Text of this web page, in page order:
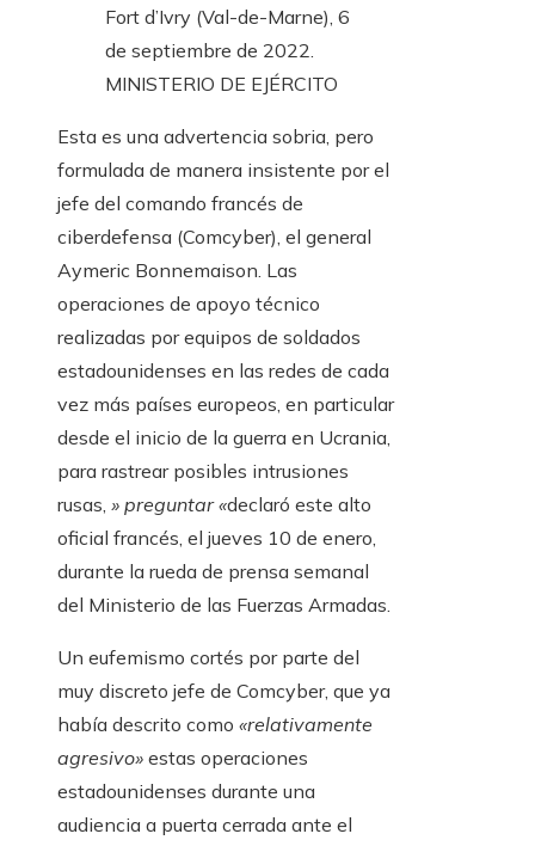
Fort d’Ivry (Val-de-Marne), 6
de septiembre de 2022.
MINISTERIO DE EJÉRCITO
Esta es una advertencia sobria, pero
formulada de manera insistente por el
jefe del comando francés de
ciberdefensa (Comcyber), el general
Aymeric Bonnemaison. Las
operaciones de apoyo técnico
realizadas por equipos de soldados
estadounidenses en las redes de cada
vez más países europeos, en particular
desde el inicio de la guerra en Ucrania,
para rastrear posibles intrusiones
rusas, » preguntar «declaró este alto
oficial francés, el jueves 10 de enero,
durante la rueda de prensa semanal
del Ministerio de las Fuerzas Armadas.
Un eufemismo cortés por parte del
muy discreto jefe de Comcyber, que ya
había descrito como «relativamente
agresivo» estas operaciones
estadounidenses durante una
audiencia a puerta cerrada ante el